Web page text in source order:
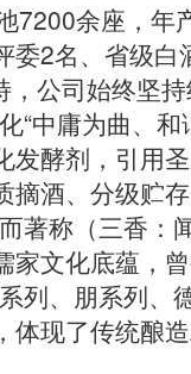
7200余座，
2名、省级
公司始终坚
“中庸为曲、
酵剂，引用
酒、分级贮
著称（三香
文化底蕴，
列、朋系列
现了传统酿